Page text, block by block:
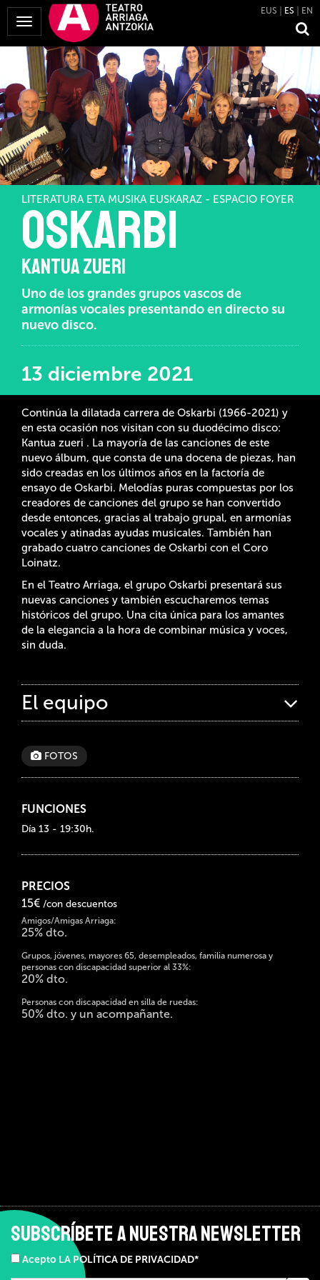
Mostrar
Menú
EUS ES EN
LITERATURA ETA MUSIKA EUSKARAZ - ESPACIO FOYER
OSKARBI
KANTUA ZUERI
Uno de los grandes grupos vascos de
armonías vocales presentando en directo su
nuevo disco.
13 diciembre 2021
Continúa la dilatada carrera de Oskarbi (1966-2021) y
en esta ocasión nos visitan con su duodécimo disco:
Kantua zueri . La mayoría de las canciones de este
nuevo álbum, que consta de una docena de piezas, han
sido creadas en los últimos años en la factoría de
ensayo de Oskarbi. Melodías puras compuestas por los
creadores de canciones del grupo se han convertido
desde entonces, gracias al trabajo grupal, en armonías
vocales y atinadas ayudas musicales. También han
grabado cuatro canciones de Oskarbi con el Coro
Loinatz.
En el Teatro Arriaga, el grupo Oskarbi presentará sus
nuevas canciones y también escucharemos temas
históricos del grupo. Una cita única para los amantes
de la elegancia a la hora de combinar música y voces,
sin duda.
El equipo
FOTOS
FUNCIONES
Día 13 - 19:30h.
PRECIOS
15€ /con descuentos
Amigos/Amigas Arriaga:
25% dto.
Grupos, jóvenes, mayores 65, desempleados, familia numerosa y
personas con discapacidad superior al 33%:
20% dto.
Personas con discapacidad en silla de ruedas:
50% dto. y un acompañante.
SUBSCRÍBETE A NUESTRA NEWSLETTER
Acepto LA POLÍTICA DE PRIVACIDAD*